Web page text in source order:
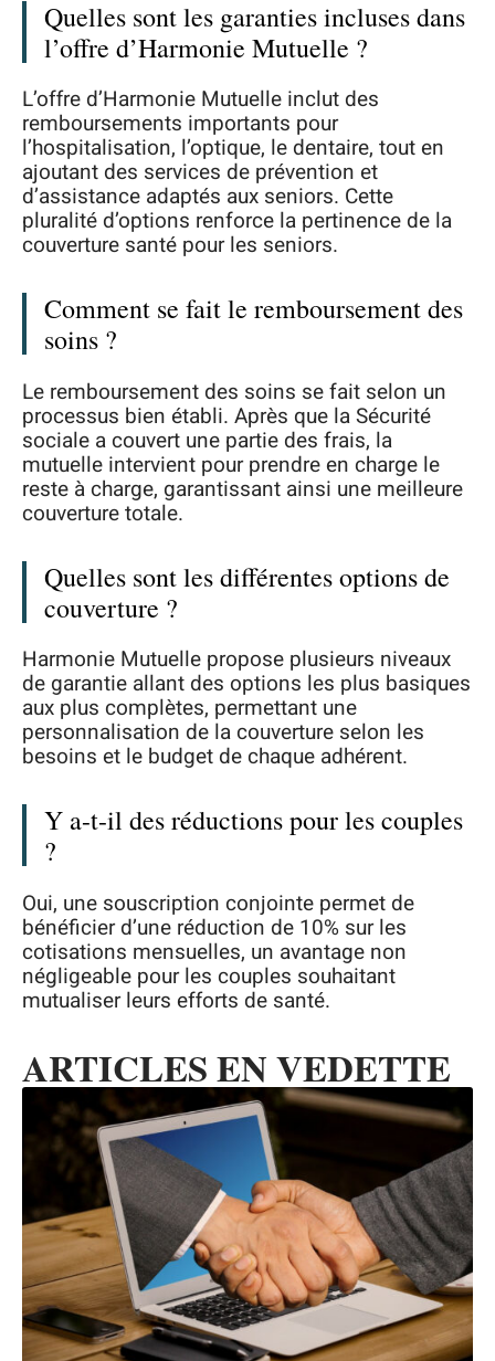
Quelles sont les garanties incluses dans
l’offre d’Harmonie Mutuelle ?
L’offre d’Harmonie Mutuelle inclut des
remboursements importants pour
l’hospitalisation, l’optique, le dentaire, tout en
ajoutant des services de prévention et
d’assistance adaptés aux seniors. Cette
pluralité d’options renforce la pertinence de la
couverture santé pour les seniors.
Comment se fait le remboursement des
soins ?
Le remboursement des soins se fait selon un
processus bien établi. Après que la Sécurité
sociale a couvert une partie des frais, la
mutuelle intervient pour prendre en charge le
reste à charge, garantissant ainsi une meilleure
couverture totale.
Quelles sont les différentes options de
couverture ?
Harmonie Mutuelle propose plusieurs niveaux
de garantie allant des options les plus basiques
aux plus complètes, permettant une
personnalisation de la couverture selon les
besoins et le budget de chaque adhérent.
Y a-t-il des réductions pour les couples
?
Oui, une souscription conjointe permet de
bénéficier d’une réduction de 10% sur les
cotisations mensuelles, un avantage non
négligeable pour les couples souhaitant
mutualiser leurs efforts de santé.
ARTICLES EN VEDETTE